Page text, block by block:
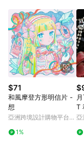
市場 45 天內完成訂單出貨
使用APP、或中途瀏覽
由網頁版(電腦版/手機
無法進行 LINE POINTS 回饋。 (5) LINE 購物為購
平台，商品資料更新會
位、贈品與台灣樂天市
(6) 導購訂單已逾 365 天
不符合回饋資格。 (7) 若上述或其他原因，致使消費者無接收到
點數回饋或點數回饋有爭
追訴之權利，活動詳情以
$71
和風摩登方形明信片 -
想
亞洲跨境設計購物平台
1%
T
亞